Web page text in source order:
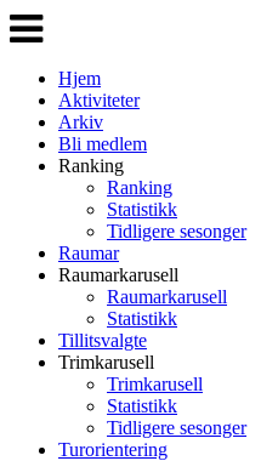
Veksle
navigasjon
Hjem
Aktiviteter
Arkiv
Bli medlem
Ranking
Ranking
Statistikk
Tidligere sesonger
Raumar
Raumarkarusell
Raumarkarusell
Statistikk
Tillitsvalgte
Trimkarusell
Trimkarusell
Statistikk
Tidligere sesonger
Turorientering